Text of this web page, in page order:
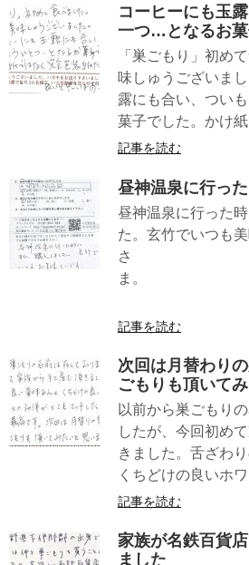
コーヒーにも玉
一つ…となるお
「巣ごもり」初め
味しゅうございま
露にも合い、つい
菓子でした。かけ
記事を読む
昼神温泉に行っ
昼神温泉に行った
た。玄竹でいつも
さ
記事を読む
次回は月替わり
ごもりも頂いて
以前から巣ごもり
したが、今回初め
きました。舌ざわ
くちどけの良いホ
記事を読む
家族が名鉄百貨
ました